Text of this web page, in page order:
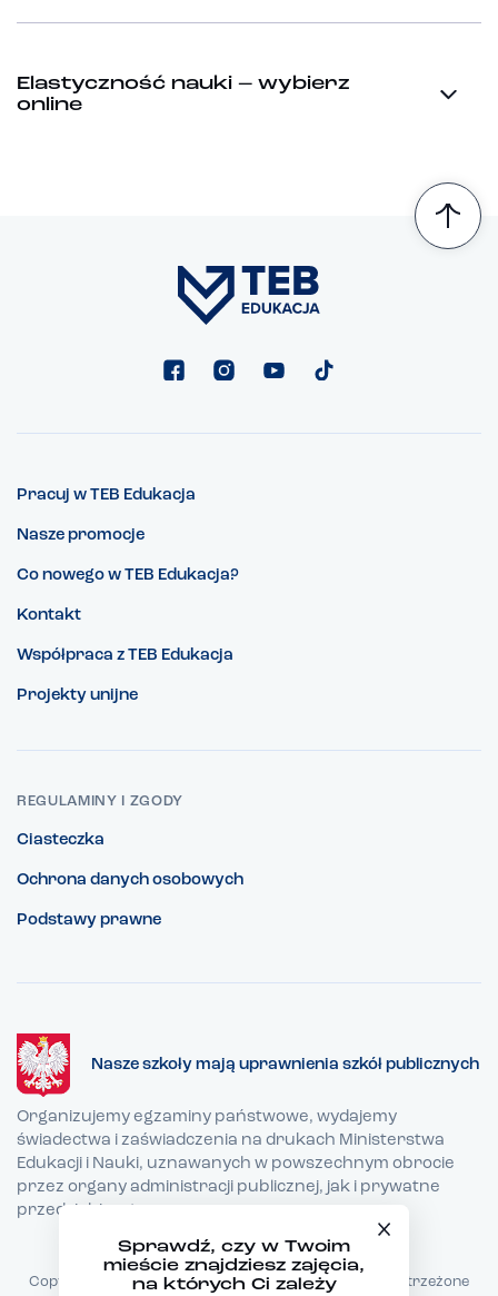
Sprawdź, czy w Twoim
mieście znajdziesz zajęcia,
na których Ci zależy
Elastyczność nauki – wybierz
online
Pracuj w TEB Edukacja
Nasze promocje
Co nowego w TEB Edukacja?
Kontakt
Współpraca z TEB Edukacja
Projekty unijne
REGULAMINY I ZGODY
Ciasteczka
Ochrona danych osobowych
Podstawy prawne
Nasze szkoły mają uprawnienia szkół publicznych
Organizujemy egzaminy państwowe, wydajemy
świadectwa i zaświadczenia na drukach Ministerstwa
Edukacji i Nauki, uznawanych w powszechnym obrocie
przez organy administracji publicznej, jak i prywatne
przedsiębiorstwa.
Copyright © 2026 TEB Edukacja - Wszystkie prawa zastrzeżone